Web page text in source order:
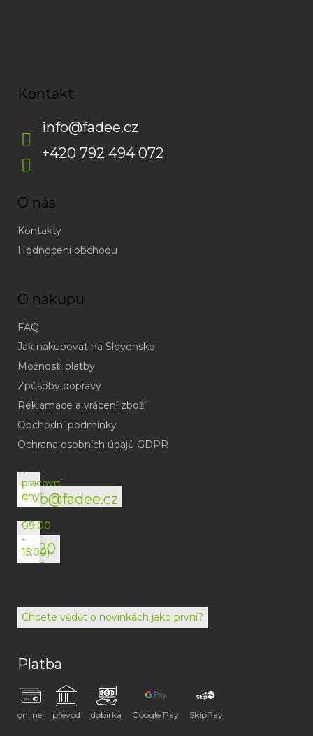
Kontakt
info@fadee.cz
+420 792 494 072
O nás
Kontakty
Hodnocení obchodu
O nákupu
FAQ
Jak nakupovat na Slovensko
Možnosti platby
Způsoby dopravy
Reklamace a vrácení zboží
Obchodní podmínky
Ochrana osobních údajů GDPR
info@fadee.cz
(odpověď
do
v
pracovní
dny)
+420
792
072
(Po-
09:00
-
15:00)
Chcete vědět o novinkách jako první?
Platba
online převod dobírka Google Pay SkipPay